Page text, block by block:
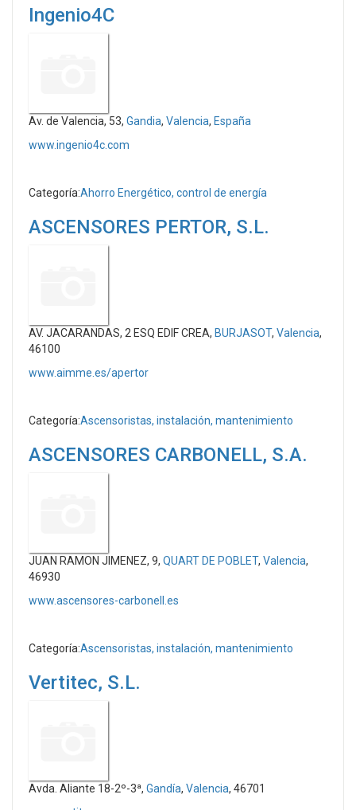
Ingenio4C
Av. de Valencia, 53, Gandia, Valencia, España
www.ingenio4c.com
Categoría:Ahorro Energético, control de energía
ASCENSORES PERTOR, S.L.
AV. JACARANDAS, 2 ESQ EDIF CREA, BURJASOT, Valencia,
46100
www.aimme.es/apertor
Categoría:Ascensoristas, instalación, mantenimiento
ASCENSORES CARBONELL, S.A.
JUAN RAMON JIMENEZ, 9, QUART DE POBLET, Valencia,
46930
www.ascensores-carbonell.es
Categoría:Ascensoristas, instalación, mantenimiento
Vertitec, S.L.
Avda. Aliante 18-2º-3ª, Gandía, Valencia, 46701